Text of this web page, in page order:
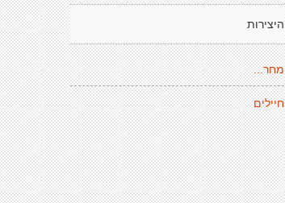
היצירות
מחר...
חיילים